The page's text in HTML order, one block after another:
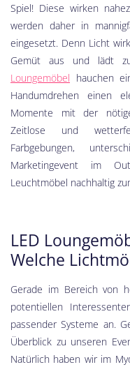
Spiel! Diese wirken
werden daher in
eingesetzt. Denn Licht
Gemüt aus und lädt
Loungemöbel hauchen
Handumdrehen einen
Momente mit der
Zeitlose und
Farbgebungen,
Marketingevent im
Leuchtmöbel nachhaltig
LED
Welche
Gerade im Bereich von
potentiellen
passender Systeme an.
Überblick zu unseren
Natürlich haben wir im